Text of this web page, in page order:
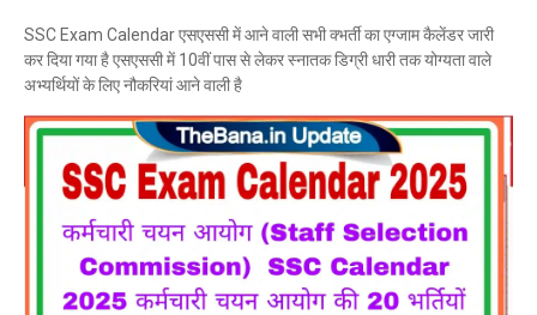
SSC Exam Calendar एसएससी में आने वाली सभी क्भर्ती का एग्जाम कैलेंडर जारी
कर दिया गया है एसएससी में 10वीं पास से लेकर स्नातक डिग्री धारी तक योग्यता वाले
अभ्यर्थियों के लिए नौकरियां आने वाली है